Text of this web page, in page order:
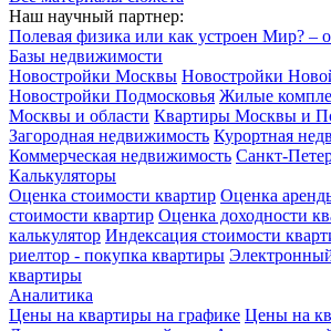
Наш научный партнер:
Полевая физика или как устроен Мир? –
Базы недвижимости
Новостройки Москвы Новостройки
Новостройки Подмосковья Жилые
Москвы и области Квартиры Москвы и
Загородная недвижимость Курортная
Коммерческая недвижимость Санкт-
Калькуляторы
Оценка стоимости квартир Оценка
стоимости квартир Оценка доходности
калькулятор Индексация стоимости
риелтор - покупка квартиры
квартиры
Аналитика
Цены на квартиры на графике Цены на